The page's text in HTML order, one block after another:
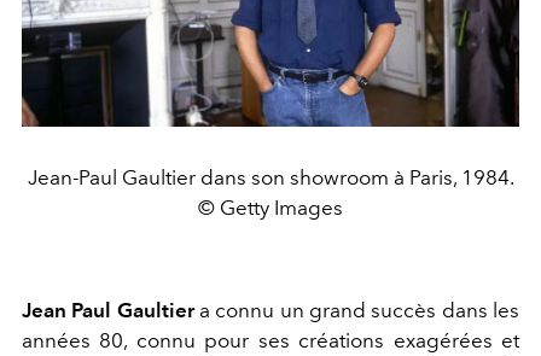
Jean-Paul Gaultier dans son showroom à Paris, 1984.
© Getty Images
Jean Paul Gaultiera connu un grand succès dans les
années 80, connu pour ses créations exagérées et